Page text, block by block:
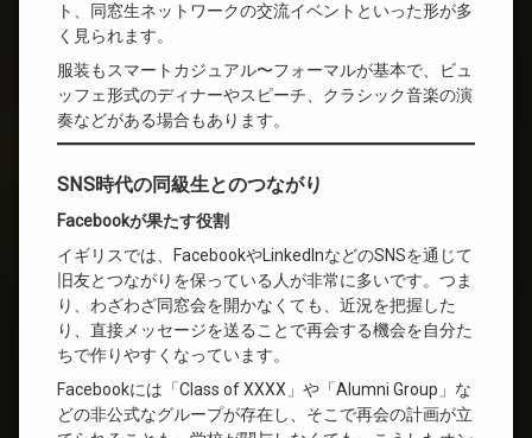
ト、同窓生ネットワークの交流イベントといった形が多
く見られます。
服装もスマートカジュアル〜フォーマルが基本で、ビュ
ッフェ形式のディナーやスピーチ、クラシック音楽の演
奏などがある場合もあります。
SNS時代の同級生とのつながり
Facebookが果たす役割
イギリスでは、FacebookやLinkedInなどのSNSを通じて
旧友とつながりを保っている人が非常に多いです。つま
り、わざわざ同窓会を開かなくても、近況を把握した
り、直接メッセージを送ることで再会する機会を自分た
ちで作りやすくなっています。
Facebookには「Class of XXXX」や「Alumni Group」な
どの非公式なグループが存在し、そこで再会の計画が立